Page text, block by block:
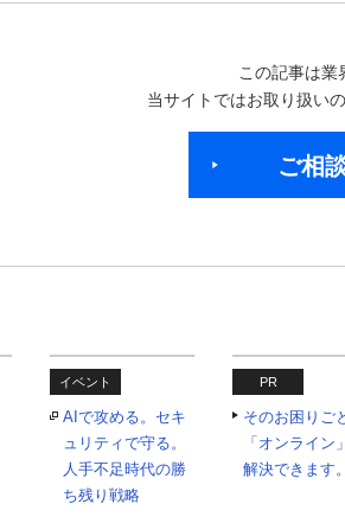
この記事は業
当サイトではお取り扱い
ご相
イベント
AIで攻める。セキ
ュリティで守る。
人手不足時代の勝
ち残り戦略
PR
そのお困りご
「オンライン
解決できます。